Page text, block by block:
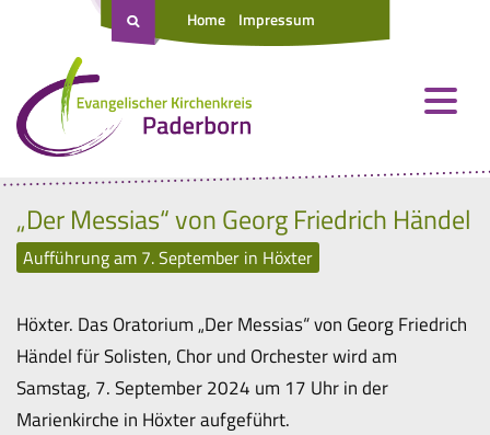
Home Impressum
„Der Messias“ von Georg Friedrich Händel
Aufführung am 7. September in Höxter
Höxter. Das Oratorium „Der Messias“ von Georg Friedrich
Händel für Solisten, Chor und Orchester wird am
Samstag, 7. September 2024 um 17 Uhr in der
Marienkirche in Höxter aufgeführt.